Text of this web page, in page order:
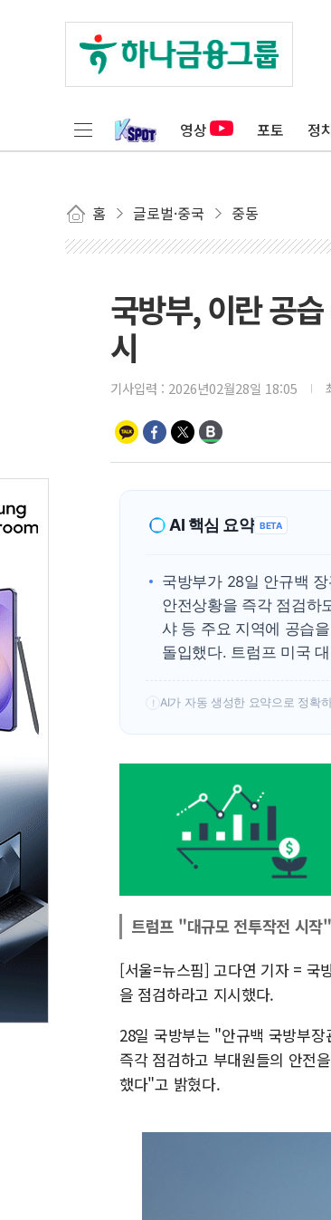
영상 포토 정
홈 글로벌·중국 중동
국방부, 이란 공
시
기사입력 : 2026년02월28일 18:05
AI 핵심 요약 BETA
국방부가 28일 안규백
안전상황을 즉각 점검하
샤 등 주요 지역에 공습
돌입했다. 트럼프 미국
! AI가 자동 생성한 요약으로 정확
트럼프 "대규모 전투작전 시
[서울=뉴스핌] 고다연 기자 = 국
을 점검하라고 지시했다.
28일 국방부는 "안규백 국방부
즉각 점검하고 부대원들의 안전
했다"고 밝혔다.